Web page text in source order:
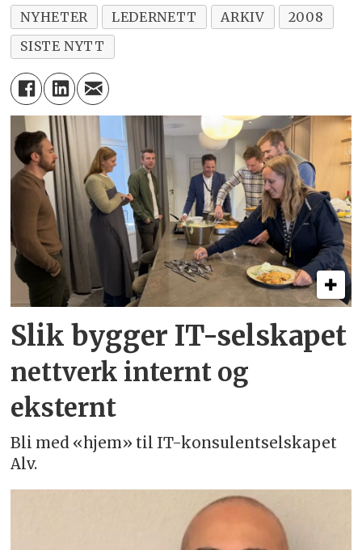
NYHETER LEDERNETT ARKIV
2008
SISTE NYTT
Slik bygger IT-selskapet
nettverk internt og
eksternt
Bli med «hjem» til IT-konsulentselskapet
Alv.